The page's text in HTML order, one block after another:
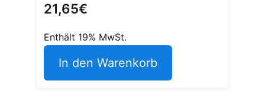
21,65€
Enthält 19% MwSt.
In den Warenkorb